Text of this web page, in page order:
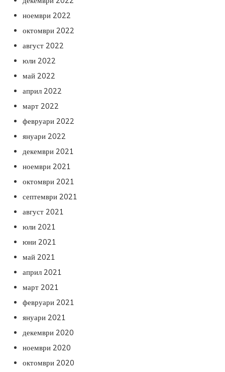
ноември 2022
октомври 2022
август 2022
юли 2022
май 2022
април 2022
март 2022
февруари 2022
януари 2022
декември 2021
ноември 2021
октомври 2021
септември 2021
август 2021
юли 2021
юни 2021
май 2021
април 2021
март 2021
февруари 2021
януари 2021
декември 2020
ноември 2020
октомври 2020